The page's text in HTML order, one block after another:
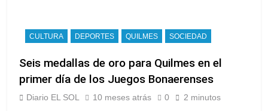
CULTURA DEPORTES QUILMES SOCIEDAD
Seis medallas de oro para Quilmes en el
primer día de los Juegos Bonaerenses
Diario EL SOL 10 meses atrás 0 2 minutos